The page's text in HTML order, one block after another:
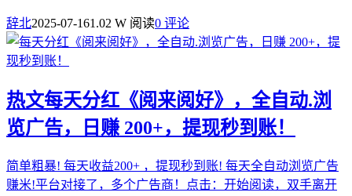
辞北2025-07-161.02 W 阅读0 评论
热文每天分红《阅来阅好》，全自动.浏
览广告，日赚 200+，提现秒到账！
简单粗暴! 每天收益200+ ，提现秒到账! 每天全自动浏览广告
赚米!平台对接了，多个广告商！点击：开始阅读，双手离开